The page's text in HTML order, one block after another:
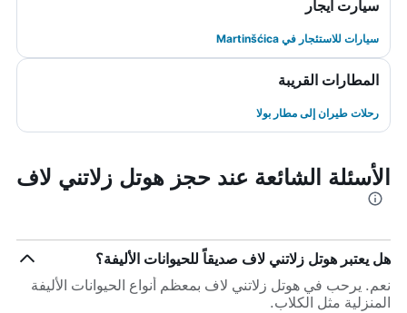
سيارت ايجار
سيارات للاستئجار في Martinšćica
المطارات القريبة
رحلات طيران إلى مطار بولا
الأسئلة الشائعة عند حجز هوتل زلاتني لاف
هل يعتبر هوتل زلاتني لاف صديقاً للحيوانات الأليفة؟
نعم. يرحب في هوتل زلاتني لاف بمعظم أنواع الحيوانات الأليفة
المنزلية مثل الكلاب.